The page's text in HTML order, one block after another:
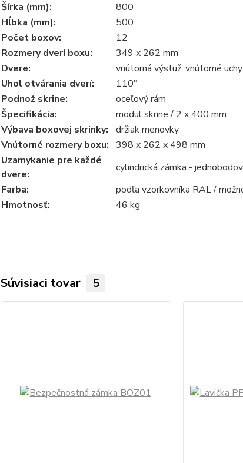
Šírka (mm):
800
Hĺbka (mm):
500
Počet boxov:
12
Rozmery dverí boxu:
349 x 262 mm
Dvere:
vnútorná výstuž, vnútorné
Uhol otvárania dverí:
110°
Podnož skrine:
oceľový rám
Špecifikácia:
modul skrine / 2 x 400 mm
Výbava boxovej skrinky:
držiak menovky
Vnútorné rozmery boxu: 398 x 262 x 498 mm
Uzamykanie pre každé
dvere:
cylindrická zámka -
Farba:
podľa vzorkovníka RAL /
Hmotnosť:
46 kg
Súvisiaci tovar 5